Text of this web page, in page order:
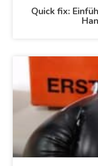
Quick fix: